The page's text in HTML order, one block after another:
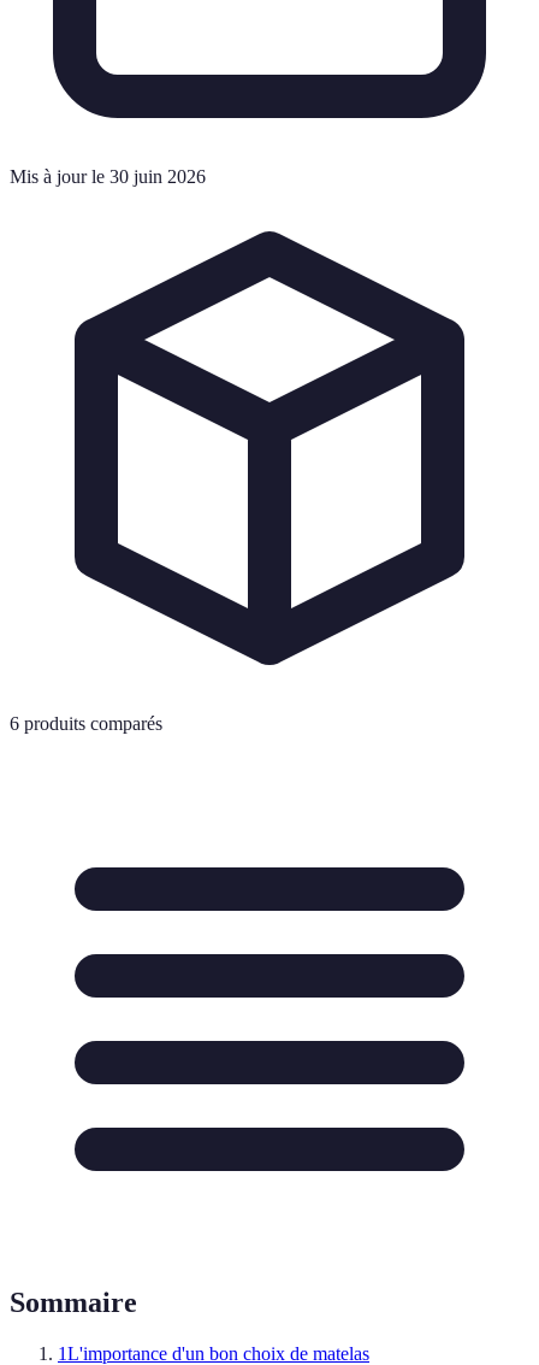
Mis à jour le 30 juin 2026
6 produits comparés
Sommaire
1L'importance d'un bon choix de matelas